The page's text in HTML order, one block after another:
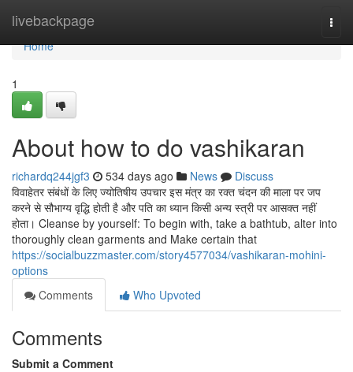
livebackpage
Home
Home
1
About how to do vashikaran
richardq244jgf3 534 days ago News
Discuss
विवाहेतर संबंधों के लिए ज्योतिषीय उपचार इस मंत्र का रक्त चंदन की माला पर जप
करने से सौभाग्य वृद्धि होती है और पति का ध्यान किसी अन्य स्त्री पर आसक्त नहीं
होता। Cleanse by yourself: To begin with, take a bathtub, alter into
thoroughly clean garments and Make certain that
https://socialbuzzmaster.com/story4577034/vashikaran-mohini-
options
Comments
Who Upvoted
Comments
Submit a Comment